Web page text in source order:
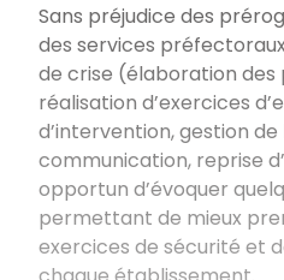
Sans préjudice des
des services
de crise (élaboration des
réalisation d’exercices
d’intervention, gestion
communication, reprise
opportun d’évoquer
permettant de mieux
exercices de sécurité et